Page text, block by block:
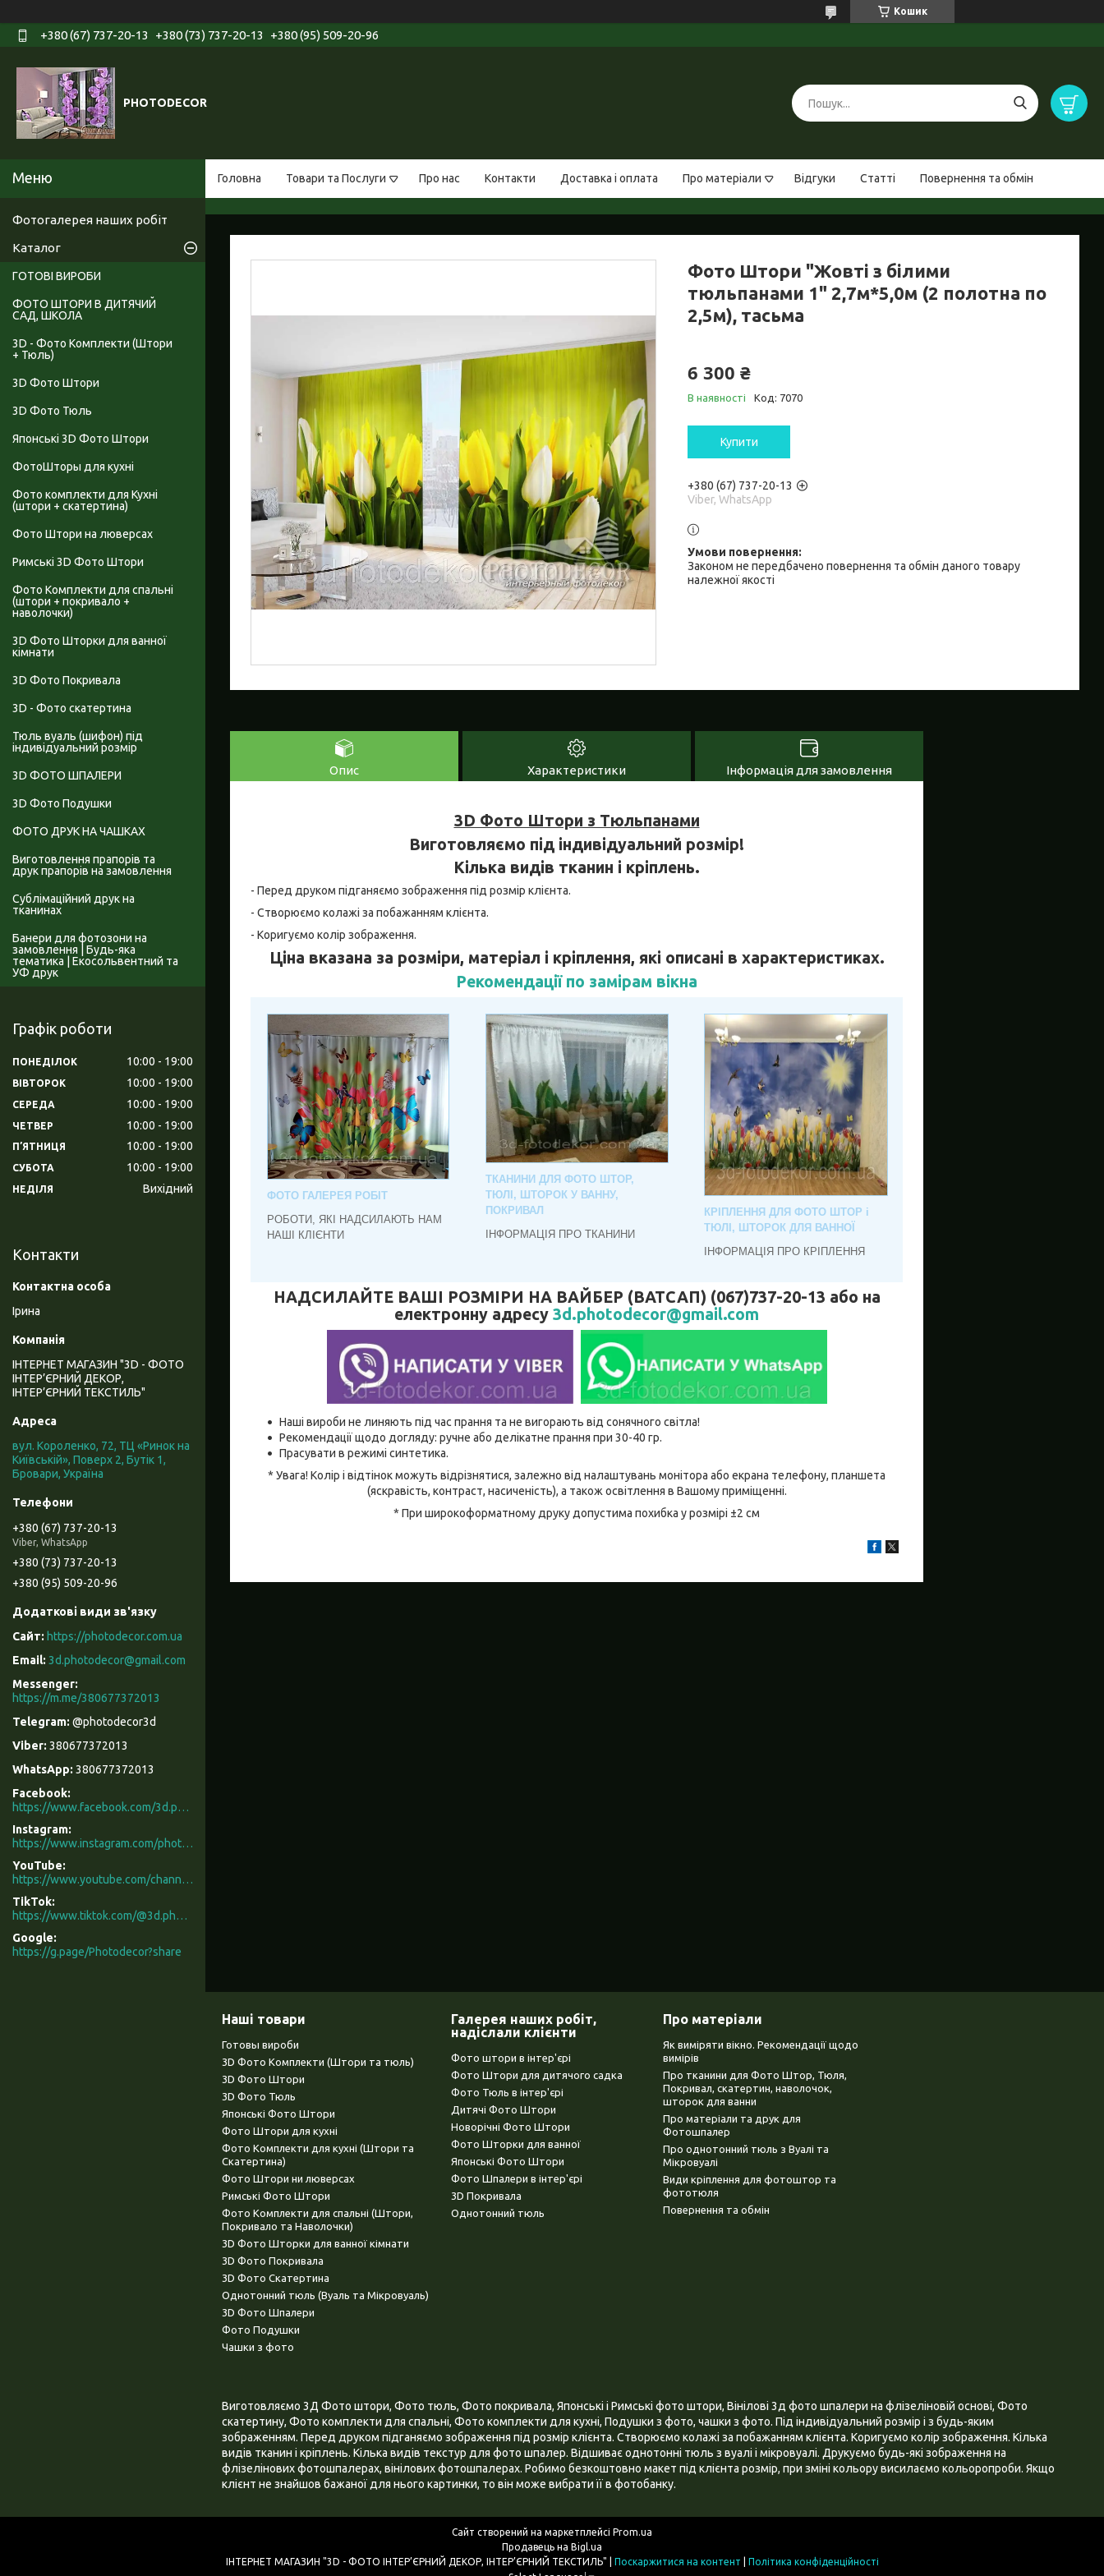
Кошик
+380 (67) 737-20-13 +380 (73) 737-20-13 +380 (95) 509-20-96
PHOTODECOR
Головна Товари та Послуги Про нас Контакти Доставка і оплата Про матеріали Відгуки Статті Повернення та обмін
Фото Штори "Жовті з білими
тюльпанами 1" 2,7м*5,0м (2 полотна по
2,5м), тасьма
6 300 ₴
В наявності Код: 7070
Купити
+380 (67) 737-20-13
Viber, WhatsApp
Законом не передбачено повернення та обмін даного товару
належної якості
Опис Характеристики Інформація для замовлення
3D Фото Штори з Тюльпанами
Виготовляємо під індивідуальний розмір!
Кілька видів тканин і кріплень.
- Перед друком підганяємо зображення під розмір клієнта.
- Створюємо колажі за побажанням клієнта.
- Коригуємо колір зображення.
Ціна вказана за розміри, матеріал і кріплення, які описані в характеристиках.
Рекомендації по замірам вікна
ФОТО ГАЛЕРЕЯ РОБІТ
РОБОТИ, ЯКІ НАДСИЛАЮТЬ НАМ
НАШІ КЛІЄНТИ
ТКАНИНИ ДЛЯ ФОТО ШТОР,
ТЮЛІ, ШТОРОК У ВАННУ,
ПОКРИВАЛ
ІНФОРМАЦІЯ ПРО ТКАНИНИ
КРІПЛЕННЯ ДЛЯ ФОТО ШТОР і
ТЮЛІ, ШТОРОК ДЛЯ ВАННОЇ
ІНФОРМАЦІЯ ПРО КРІПЛЕННЯ
НАДСИЛАЙТЕ ВАШІ РОЗМІРИ НА ВАЙБЕР (ВАТСАП) (067)737-20-13 або на
електронну адресу 3d.photodecor@gmail.com
Наші вироби не линяють під час прання та не вигорають від сонячного світла!
Рекомендації щодо догляду: ручне або делікатне прання при 30-40 гр.
Прасувати в режимі синтетика.
* Увага! Колір і відтінок можуть відрізнятися, залежно від налаштувань монітора або екрана телефону, планшета
(яскравість, контраст, насиченість), а також освітлення в Вашому приміщенні.
* При широкоформатному друку допустима похибка у розмірі ±2 см
Фотогалерея наших робіт
Каталог
ГОТОВІ ВИРОБИ
ФОТО ШТОРИ В ДИТЯЧИЙ
САД, ШКОЛА
3D - Фото Комплекти (Штори
+ Тюль)
3D Фото Штори
3D Фото Тюль
Японські 3D Фото Штори
ФотоШторы для кухні
Фото комплекти для Кухні
(штори + скатертина)
Фото Штори на люверсах
Римські 3D Фото Штори
Фото Комплекти для спальні
(штори + покривало +
наволочки)
3D Фото Шторки для ванної
кімнати
3D Фото Покривала
3D - Фото скатертина
Тюль вуаль (шифон) під
індивідуальний розмір
3D ФОТО ШПАЛЕРИ
3D Фото Подушки
ФОТО ДРУК НА ЧАШКАХ
Виготовлення прапорів та
друк прапорів на замовлення
Сублімаційний друк на
тканинах
Банери для фотозони на
замовлення | Будь-яка
тематика | Екосольвентний та
УФ друк
Графік роботи
ПОНЕДІЛОК 10:00 19:00
ВІВТОРОК 10:00 19:00
СЕРЕДА 10:00 19:00
ЧЕТВЕР 10:00 19:00
ПʼЯТНИЦЯ 10:00 19:00
СУБОТА 10:00 19:00
НЕДІЛЯ Вихідний
Контакти
Ірина
ІНТЕРНЕТ МАГАЗИН "3D - ФОТО
ІНТЕР’ЄРНИЙ ДЕКОР,
ІНТЕР’ЄРНИЙ ТЕКСТИЛЬ"
вул. Короленко, 72, ТЦ «Ринок на
Київській», Поверх 2, Бутік 1,
Бровари, Україна
+380 (67) 737-20-13
Viber, WhatsApp
+380 (73) 737-20-13
+380 (95) 509-20-96
https://photodecor.com.ua
3d.photodecor@gmail.com
https://m.me/380677372013
@photodecor3d
380677372013
380677372013
Facebook
https://www.facebook.com/3d.photodecor/
Instagram
https://www.instagram.com/photodecor.com.ua/
YouTube
https://www.youtube.com/channel/UCXCUerfqRY1Pw7-IptdbqyA/videos
TikTok
https://www.tiktok.com/@3d.photodecor?is_from_webapp=1&sender_device=pc
Google
https://g.page/Photodecor?share
Наші товари
Готовы вироби
3D Фото Комплекти (Штори та тюль)
3D Фото Штори
3D Фото Тюль
Японські Фото Штори
Фото Штори для кухні
Фото Комплекти для кухні (Штори та
Скатертина)
Фото Штори ни люверсах
Римські Фото Штори
Фото Комплекти для спальні (Штори,
Покривало та Наволочки)
3D Фото Шторки для ванної кімнати
3D Фото Покривала
3D Фото Скатертина
Однотонний тюль (Вуаль та Мікровуаль)
3D Фото Шпалери
Фото Подушки
Чашки з фото
Галерея наших робіт,
надіслали клієнти
Фото штори в інтер'єрі
Фото Штори для дитячого садка
Фото Тюль в інтер'єрі
Дитячі Фото Штори
Новорічні Фото Штори
Фото Шторки для ванної
Японські Фото Штори
Фото Шпалери в інтер'єрі
3D Покривала
Однотонний тюль
Про матеріали
Як виміряти вікно. Рекомендації щодо
вимірів
Про тканини для Фото Штор, Тюля,
Покривал, скатертин, наволочок,
шторок для ванни
Про матеріали та друк для
Фотошпалер
Про однотонний тюль з Вуалі та
Мікровуалі
Види кріплення для фотоштор та
фототюля
Повернення та обмін
Виготовляємо 3Д Фото штори, Фото тюль, Фото покривала, Японські і Римські фото штори, Вінілові 3д фото шпалери на флізеліновій основі, Фото
скатертину, Фото комплекти для спальні, Фото комплекти для кухні, Подушки з фото, чашки з фото. Під індивідуальний розмір і з будь-яким
зображенням. Перед друком підганяємо зображення під розмір клієнта. Створюємо колажі за побажанням клієнта. Коригуємо колір зображення. Кілька
видів тканин і кріплень. Кілька видів текстур для фото шпалер. Відшиває однотонні тюль з вуалі і мікровуалі. Друкуємо будь-які зображення на
флізелінових фотошпалерах, вінілових фотошпалерах. Робимо безкоштовно макет під клієнта розмір, при зміні кольору висилаємо кольоропроби. Якщо
клієнт не знайшов бажаної для нього картинки, то він може вибрати її в фотобанку.
Сайт створений на маркетплейсі Prom.ua
Продавець на Bigl.ua
Поскаржитися на контент
Політика конфіденційності